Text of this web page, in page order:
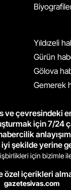
Yıldızeli
Gürün
Gölova
Gemerek
ve çevresindeki
için 7/24
şekilde yerine
için bizimle
özel içerikleri
gazetesivas.com